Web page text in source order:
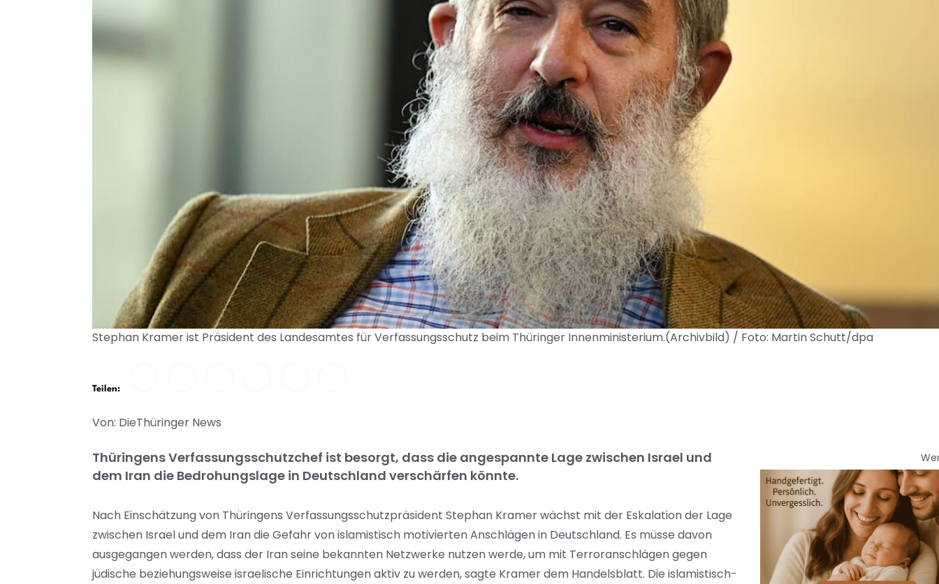
Stephan Kramer ist Präsident des Landesamtes für Verfassungsschutz beim Thüringer Innenministerium.(Archivbild) / Foto: Martin Schutt/dpa
Teilen:
Von: DieThüringer News
Thüringens Verfassungsschutzchef ist besorgt, dass die angespannte Lage zwischen Israel und
dem Iran die Bedrohungslage in Deutschland verschärfen könnte.
Nach Einschätzung von Thüringens Verfassungsschutzpräsident Stephan Kramer wächst mit der Eskalation der Lage
zwischen Israel und dem Iran die Gefahr von islamistisch motivierten Anschlägen in Deutschland. Es müsse davon
ausgegangen werden, dass der Iran seine bekannten Netzwerke nutzen werde, um mit Terroranschlägen gegen
jüdische beziehungsweise israelische Einrichtungen aktiv zu werden, sagte Kramer dem Handelsblatt. Die islamistisch-